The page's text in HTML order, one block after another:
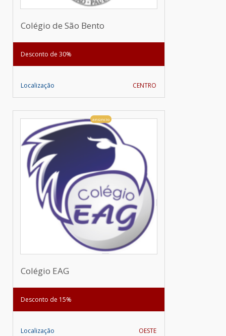
Colégio de São Bento
Desconto de 30%
Localização CENTRO
anúncio
Colégio EAG
Desconto de 15%
Localização OESTE